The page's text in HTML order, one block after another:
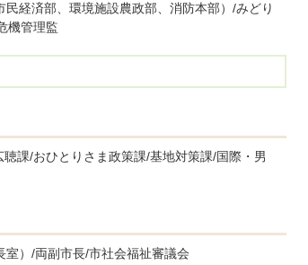
経済部、環境施設農政部、消防本部）/みどり
機管理監
課/おひとりさま政策課/基地対策課/国際・男
）/両副市長/市社会福祉審議会